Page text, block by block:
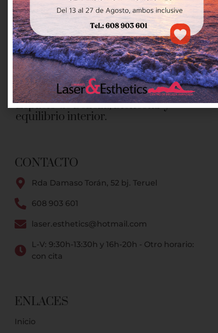
ENLACES
Inicio
CONTACTO
Rda Damaso Torán, 52 bj. Teruel
608 903 601
laser.esthetics@hotmail.com
L-V: 9:30h-13:30h y 16h-20h - Otro horario:
con cita
Espacio de belleza, bienestar y
equilibrio interior.